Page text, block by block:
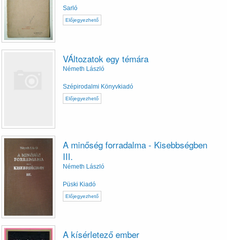
Sarló
Előjegyezhető
VÁltozatok egy témára
Németh László
Szépirodalmi Könyvkiadó
Előjegyezhető
A minőség forradalma - Kisebbségben
III.
Németh László
Püski Kiadó
Előjegyezhető
A kísérletező ember